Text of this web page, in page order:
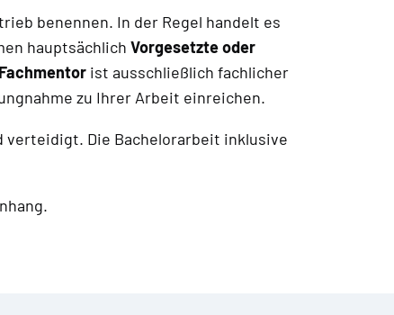
benennen. In der Regel handelt es
hauptsächlich Vorgesetzte oder
Fachmentor ist ausschließlich fachlicher
zu Ihrer Arbeit einreichen.
verteidigt. Die Bachelorarbeit inklusive